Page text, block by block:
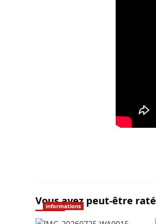
Vous avez peut-être raté
informations